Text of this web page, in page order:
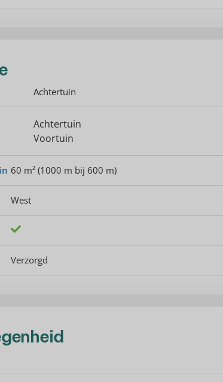
Achtertuin
Achtertuin
Voortuin
60 m² (1000 m bij 600 m)
West
Verzorgd